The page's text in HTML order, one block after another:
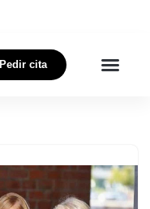
Pedir cita